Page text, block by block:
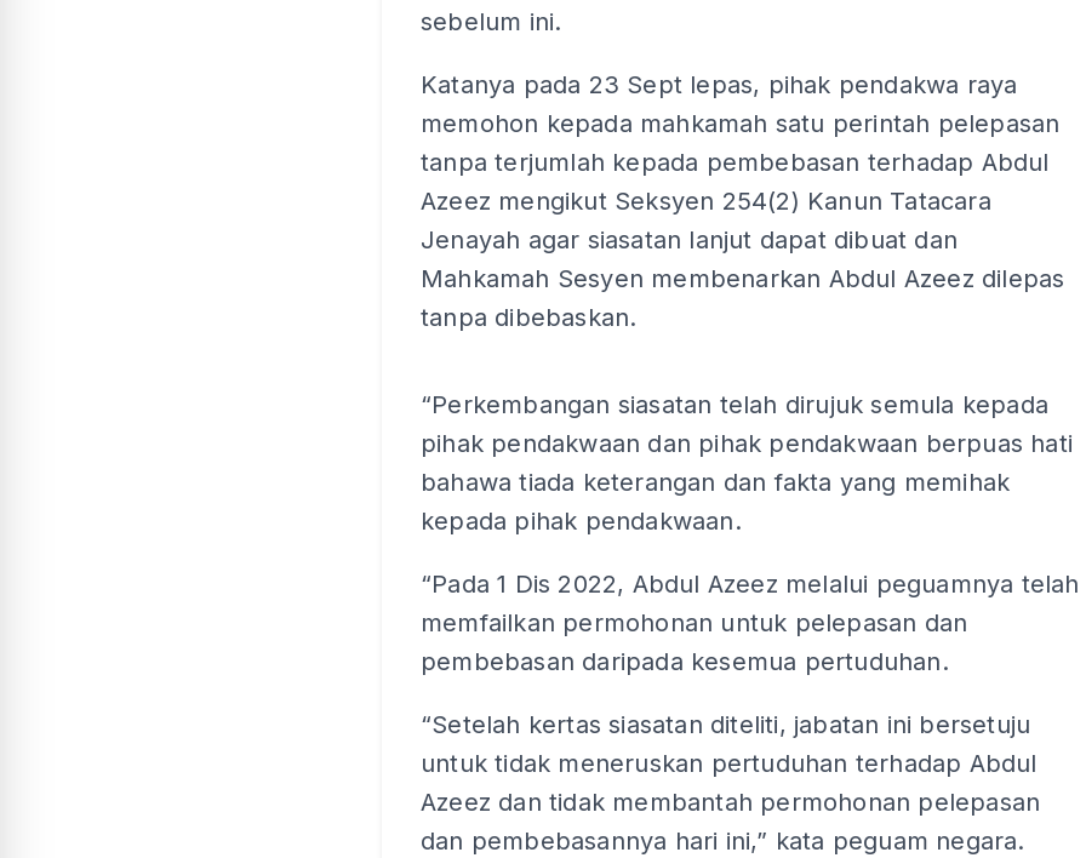
sebelum ini.
Katanya pada 23 Sept lepas, pihak pendakwa raya
memohon kepada mahkamah satu perintah pelepasan
tanpa terjumlah kepada pembebasan terhadap Abdul
Azeez mengikut Seksyen 254(2) Kanun Tatacara
Jenayah agar siasatan lanjut dapat dibuat dan
Mahkamah Sesyen membenarkan Abdul Azeez dilepas
tanpa dibebaskan.
“Perkembangan siasatan telah dirujuk semula kepada
pihak pendakwaan dan pihak pendakwaan berpuas hati
bahawa tiada keterangan dan fakta yang memihak
kepada pihak pendakwaan.
“Pada 1 Dis 2022, Abdul Azeez melalui peguamnya telah
memfailkan permohonan untuk pelepasan dan
pembebasan daripada kesemua pertuduhan.
“Setelah kertas siasatan diteliti, jabatan ini bersetuju
untuk tidak meneruskan pertuduhan terhadap Abdul
Azeez dan tidak membantah permohonan pelepasan
dan pembebasannya hari ini,” kata peguam negara.